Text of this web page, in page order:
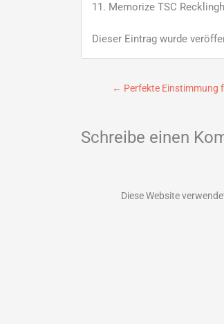
11. Memorize TSC
Dieser Eintrag wurde
← Perfekte Einstimmung
Schreibe einen
Diese Website